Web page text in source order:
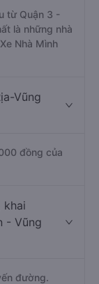
từ Quận 3 -
là những nhà
Nhà Mình
Vũng
đồng của
khai
- Vũng
đường.